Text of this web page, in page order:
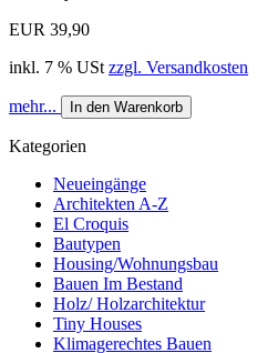
EUR 39,90
inkl. 7 % USt zzgl. Versandkosten
mehr... In den Warenkorb
Kategorien
Neueingänge
Architekten A-Z
El Croquis
Bautypen
Housing/Wohnungsbau
Bauen Im Bestand
Holz/ Holzarchitektur
Tiny Houses
Klimagerechtes Bauen